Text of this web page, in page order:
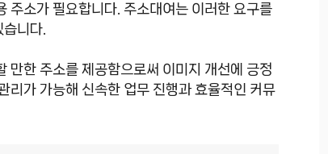
주소가 필요합니다. 주소대여는 이러한 요구를
니다.
만한 주소를 제공함으로써 이미지 개선에 긍정
리가 가능해 신속한 업무 진행과 효율적인 커뮤